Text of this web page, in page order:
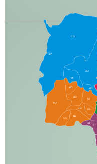
CO
AQ
MI
AN
BD
BO
NI
JD
PO
BV
CC
AJ
GL
LA